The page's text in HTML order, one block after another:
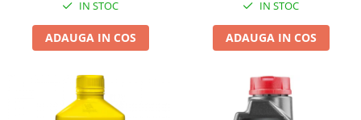
IN STOC
ADAUGA IN COS
IN STOC
ADAUGA IN COS